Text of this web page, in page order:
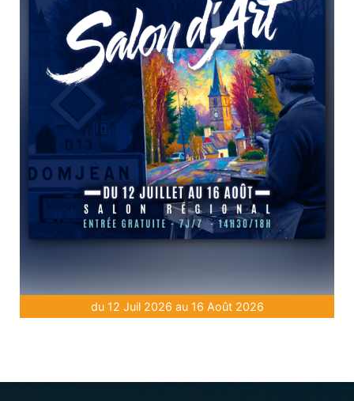
du 12 Juil 2026 au 16 Août 2026